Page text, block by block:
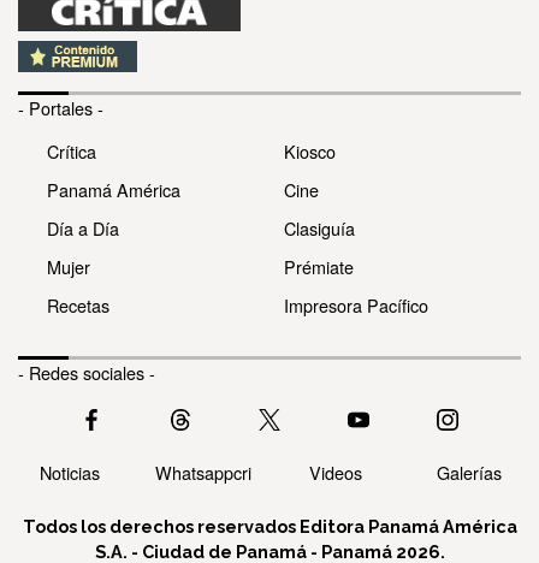
- Portales -
Crítica
Panamá América
Día a Día
Mujer
Recetas
Kiosco
Cine
Clasiguía
Prémiate
Impresora Pacífico
- Redes sociales -
Noticias Whatsappcri Videos Galerías
Todos los derechos reservados Editora Panamá América
S.A. - Ciudad de Panamá - Panamá 2026.